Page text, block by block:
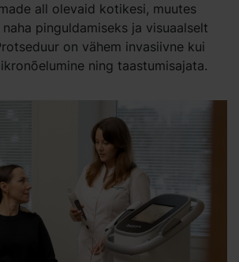
all olevaid kotikesi, muutes
pinguldamiseks ja visuaalselt
on vähem invasiivne kui
ning taastumisajata.